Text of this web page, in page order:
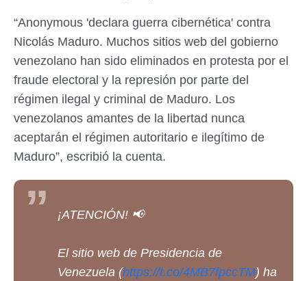
“Anonymous 'declara guerra cibernética' contra
Nicolás Maduro. Muchos sitios web del gobierno
venezolano han sido eliminados en protesta por el
fraude electoral y la represión por parte del
régimen ilegal y criminal de Maduro. Los
venezolanos amantes de la libertad nunca
aceptarán el régimen autoritario e ilegítimo de
Maduro”, escribió la cuenta.
¡ATENCIÓN! 📢
El sitio web de Presidencia de
Venezuela (https://t.co/4MB7fpccTM) ha